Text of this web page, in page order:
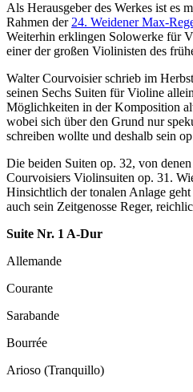
Als Herausgeber des Werkes ist
Rahmen der 24. Weidener Max-
Weiterhin erklingen Solowerke für
einer der großen Violinisten des
Walter Courvoisier schrieb im
seinen Sechs Suiten für Violine
Möglichkeiten in der Komposition
wobei sich über den Grund nur
schreiben wollte und deshalb sein
Die beiden Suiten op. 32, von
Courvoisiers Violinsuiten op. 31.
Hinsichtlich der tonalen Anlage
auch sein Zeitgenosse Reger,
Suite Nr. 1 A-Dur
Allemande
Courante
Sarabande
Bourrée
Arioso (Tranquillo)